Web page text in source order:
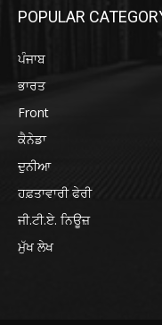
POPULAR
ਪੰਜਾਬ
ਭਾਰਤ
Front
ਕੈਨੇਡਾ
ਦੁਨੀਆ
ਹਫ਼ਤਾਵਾਰੀ ਫੇਰੀ
ਜੀ.ਟੀ.ਏ. ਨਿਊਜ਼
ਮੁੱਖ ਲੇਖ